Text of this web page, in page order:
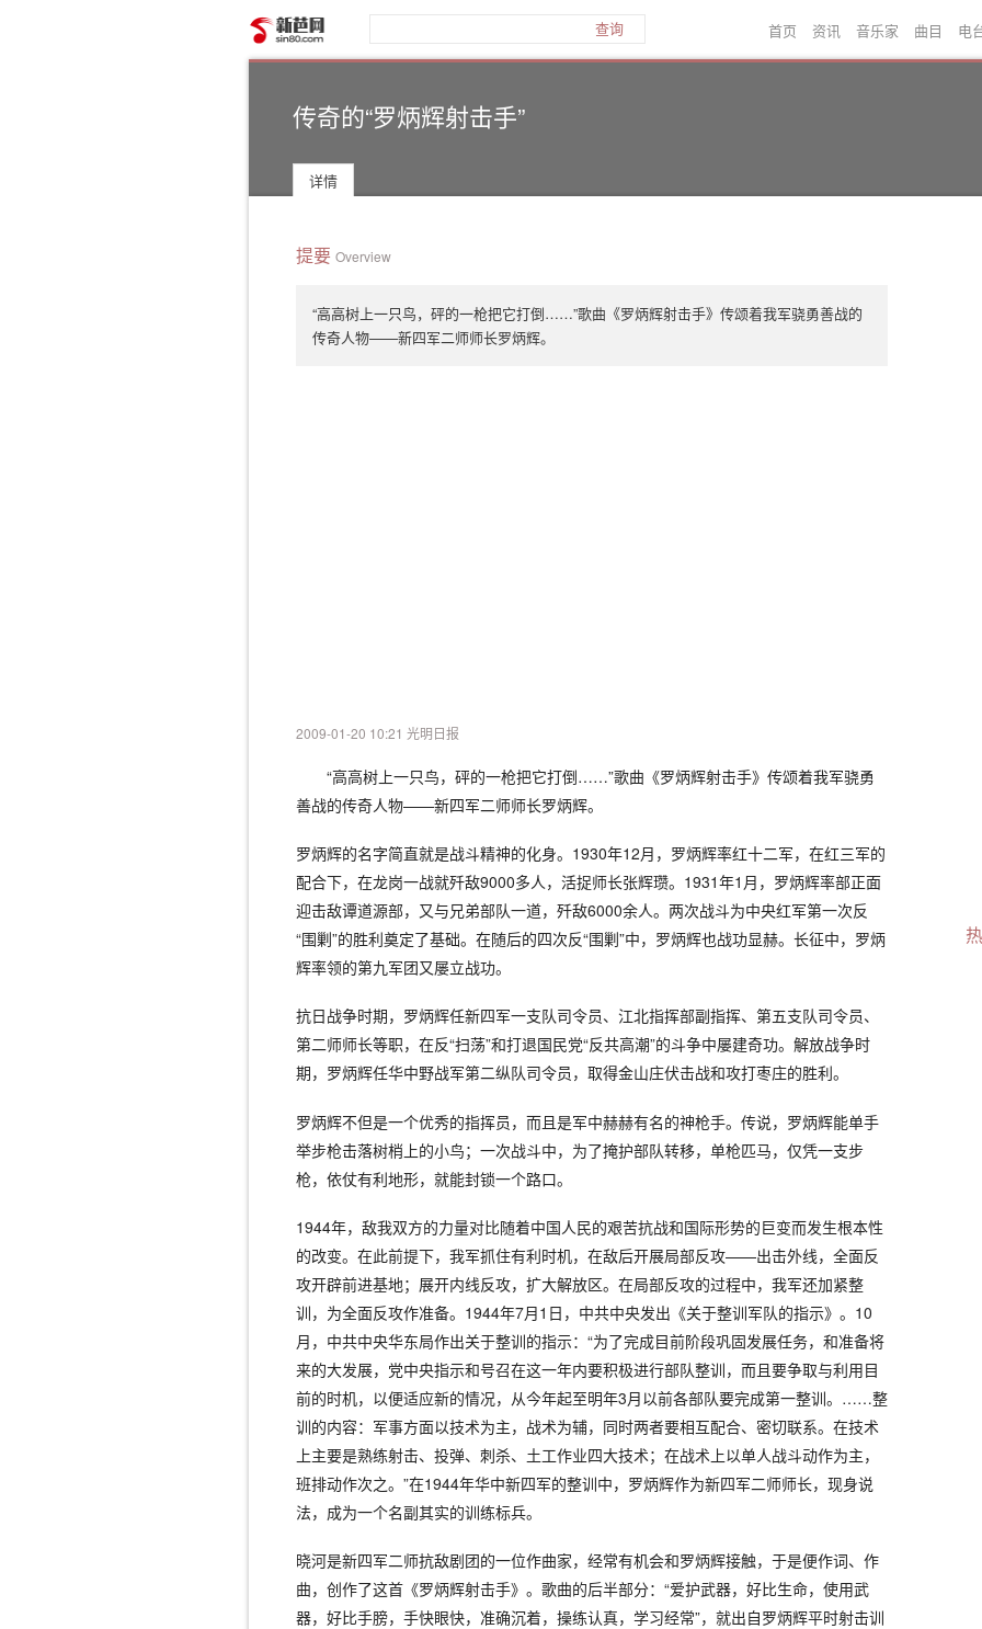
查询 首页 资讯 音乐家 曲目 电
传奇的“罗炳辉射击手”
详情
提要 Overview
“高高树上一只鸟，砰的一枪把它打倒……”歌曲《罗炳辉射击手》传颂着我军骁勇善战的
传奇人物——新四军二师师长罗炳辉。
2009-01-20 10:21 光明日报
“高高树上一只鸟，砰的一枪把它打倒……”歌曲《罗炳辉射击手》传颂着我军骁勇
善战的传奇人物——新四军二师师长罗炳辉。
罗炳辉的名字简直就是战斗精神的化身。1930年12月，罗炳辉率红十二军，在红三军的
配合下，在龙岗一战就歼敌9000多人，活捉师长张辉瓒。1931年1月，罗炳辉率部正面
迎击敌谭道源部，又与兄弟部队一道，歼敌6000余人。两次战斗为中央红军第一次反
“围剿”的胜利奠定了基础。在随后的四次反“围剿”中，罗炳辉也战功显赫。长征中，罗炳
辉率领的第九军团又屡立战功。
抗日战争时期，罗炳辉任新四军一支队司令员、江北指挥部副指挥、第五支队司令员、
第二师师长等职，在反“扫荡”和打退国民党“反共高潮”的斗争中屡建奇功。解放战争时
期，罗炳辉任华中野战军第二纵队司令员，取得金山庄伏击战和攻打枣庄的胜利。
罗炳辉不但是一个优秀的指挥员，而且是军中赫赫有名的神枪手。传说，罗炳辉能单手
举步枪击落树梢上的小鸟；一次战斗中，为了掩护部队转移，单枪匹马，仅凭一支步
枪，依仗有利地形，就能封锁一个路口。
1944年，敌我双方的力量对比随着中国人民的艰苦抗战和国际形势的巨变而发生根本性
的改变。在此前提下，我军抓住有利时机，在敌后开展局部反攻——出击外线，全面反
攻开辟前进基地；展开内线反攻，扩大解放区。在局部反攻的过程中，我军还加紧整
训，为全面反攻作准备。1944年7月1日，中共中央发出《关于整训军队的指示》。10
月，中共中央华东局作出关于整训的指示：“为了完成目前阶段巩固发展任务，和准备将
来的大发展，党中央指示和号召在这一年内要积极进行部队整训，而且要争取与利用目
前的时机，以便适应新的情况，从今年起至明年3月以前各部队要完成第一整训。……整
训的内容：军事方面以技术为主，战术为辅，同时两者要相互配合、密切联系。在技术
上主要是熟练射击、投弹、刺杀、土工作业四大技术；在战术上以单人战斗动作为主，
班排动作次之。”在1944年华中新四军的整训中，罗炳辉作为新四军二师师长，现身说
法，成为一个名副其实的训练标兵。
晓河是新四军二师抗敌剧团的一位作曲家，经常有机会和罗炳辉接触，于是便作词、作
曲，创作了这首《罗炳辉射击手》。歌曲的后半部分：“爱护武器，好比生命，使用武
器，好比手膀，手快眼快，准确沉着，操练认真，学习经常”，就出自罗炳辉平时射击训